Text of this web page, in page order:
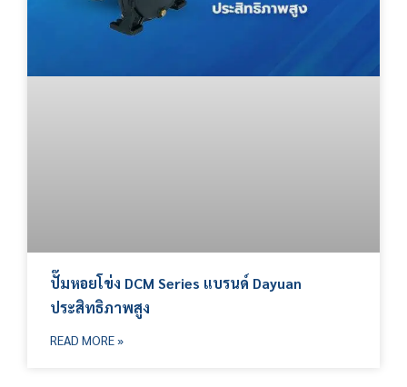
ปั๊มหอยโข่ง DCM Series แบรนด์ Dayuan
ประสิทธิภาพสูง
READ MORE »